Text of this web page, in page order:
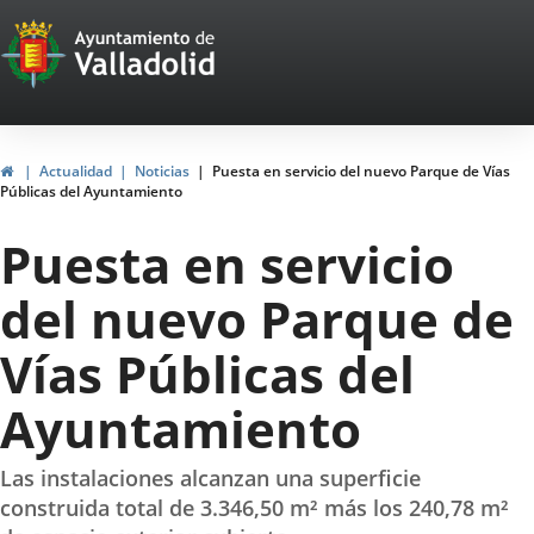
Portal
Web
del
Ayuntamiento
de
Valladolid
InicioActualidad Noticias
Puesta en servicio del nuevo Parque de Vías
Públicas del Ayuntamiento
Puesta en servicio
del nuevo Parque de
Vías Públicas del
Ayuntamiento
Las instalaciones alcanzan una superficie
construida total de 3.346,50 m² más los 240,78 m²